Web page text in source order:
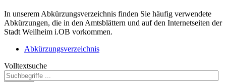
In unserem Abkürzungsverzeichnis finden Sie häufig verwendete
Abkürzungen, die in den Amtsblättern und auf den Internetseiten der
Stadt Weilheim i.OB vorkommen.
Abkürzungsverzeichnis
Volltextsuche